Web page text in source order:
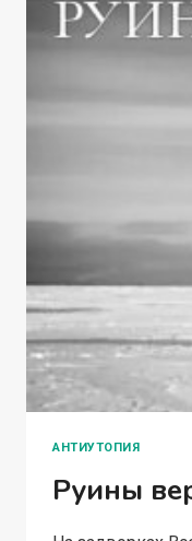
АНТИУТОПИЯ
Руины